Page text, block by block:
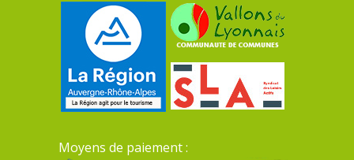
Moyens de paiement :